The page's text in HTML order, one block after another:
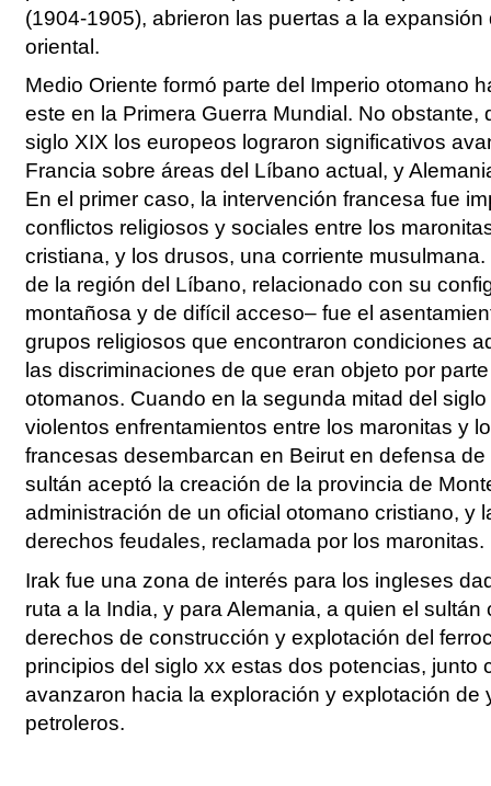
(1904-1905), abrieron las puertas a la
oriental.
Medio Oriente formó parte del Imperio otomano
este en la Primera Guerra Mundial. No obstante,
siglo XIX los europeos lograron significativos
Francia sobre áreas del Líbano actual, y
En el primer caso, la intervención francesa fue
conflictos religiosos y sociales entre los
cristiana, y los drusos, una corriente
de la región del Líbano, relacionado con su
montañosa y de difícil acceso– fue el
grupos religiosos que encontraron condiciones
las discriminaciones de que eran objeto por
otomanos. Cuando en la segunda mitad del
violentos enfrentamientos entre los maronitas y
francesas desembarcan en Beirut en defensa de
sultán aceptó la creación de la provincia de
administración de un oficial otomano cristiano, y
derechos feudales, reclamada por los maronitas.
Irak fue una zona de interés para los ingleses
ruta a la India, y para Alemania, a quien el sultán
derechos de construcción y explotación del
principios del siglo xx estas dos potencias, junto
avanzaron hacia la exploración y explotación de
petroleros.